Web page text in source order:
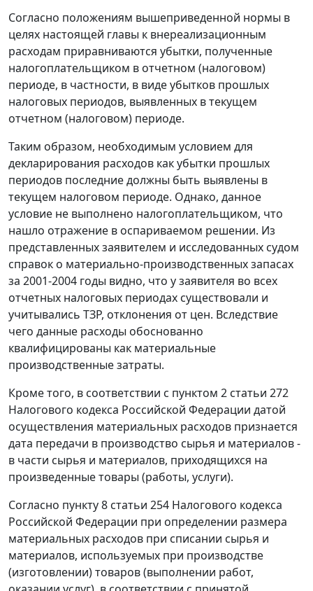
Согласно положениям вышеприведенной нормы в
целях настоящей главы к внереализационным
расходам приравниваются убытки, полученные
налогоплательщиком в отчетном (налоговом)
периоде, в частности, в виде убытков прошлых
налоговых периодов, выявленных в текущем
отчетном (налоговом) периоде.
Таким образом, необходимым условием для
декларирования расходов как убытки прошлых
периодов последние должны быть выявлены в
текущем налоговом периоде. Однако, данное
условие не выполнено налогоплательщиком, что
нашло отражение в оспариваемом решении. Из
представленных заявителем и исследованных судом
справок о материально-производственных запасах
за 2001-2004 годы видно, что у заявителя во всех
отчетных налоговых периодах существовали и
учитывались ТЗР, отклонения от цен. Вследствие
чего данные расходы обоснованно
квалифицированы как материальные
производственные затраты.
Кроме того, в соответствии с пунктом 2 статьи 272
Налогового кодекса Российской Федерации датой
осуществления материальных расходов признается
дата передачи в производство сырья и материалов -
в части сырья и материалов, приходящихся на
произведенные товары (работы, услуги).
Согласно пункту 8 статьи 254 Налогового кодекса
Российской Федерации при определении размера
материальных расходов при списании сырья и
материалов, используемых при производстве
(изготовлении) товаров (выполнении работ,